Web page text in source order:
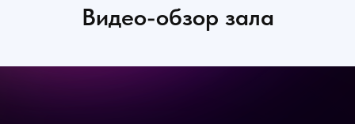
Видео-обзор зала